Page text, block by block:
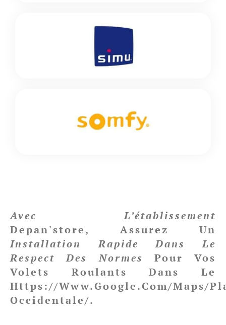
Avec
L’établissement
Depan'store, Assurez Un
Installation
Rapide
Dans Le
Respect Des Normes Pour Vos
Volets Roulants Dans Le
Https://www.google.com/maps/
Occidentale/.